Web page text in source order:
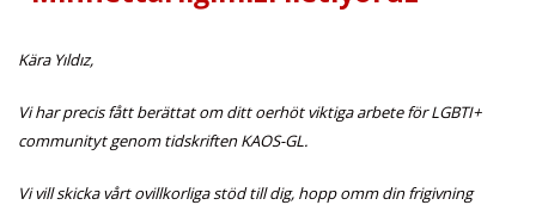
Kära Yıldız,
Vi har precis fått berättat om ditt oerhöt viktiga arbete för LGBTI+
communityt genom tidskriften KAOS-GL.
Vi vill skicka vårt ovillkorliga stöd till dig, hopp omm din frigivning